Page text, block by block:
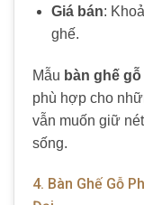
Giá bán:
ghế.
Mẫu bàn ghế
phù hợp cho
vẫn muốn giữ
sống.
4. Bàn Ghế Gỗ